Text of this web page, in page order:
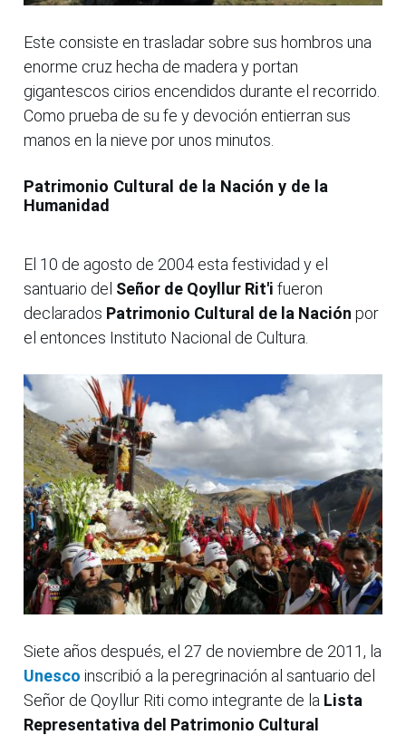
Este consiste en trasladar sobre sus hombros una
enorme cruz hecha de madera y portan
gigantescos cirios encendidos durante el recorrido.
Como prueba de su fe y devoción entierran sus
manos en la nieve por unos minutos.
Patrimonio Cultural de la Nación y de la
Humanidad
El 10 de agosto de 2004 esta festividad y el
santuario del Señor de Qoyllur Rit'i fueron
declarados Patrimonio Cultural de la Nación por
el entonces Instituto Nacional de Cultura.
Siete años después, el 27 de noviembre de 2011, la
Unesco inscribió a la peregrinación al santuario del
Señor de Qoyllur Riti como integrante de la Lista
Representativa del Patrimonio Cultural